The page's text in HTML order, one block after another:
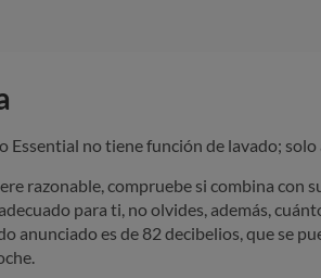
Essential no tiene función de lavado; solo
razonable, compruebe si combina con
para ti, no olvides, además,
anunciado es de 82 decibelios, que se